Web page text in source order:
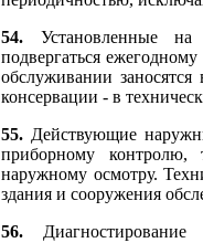
54. Установленные на
подвергаться
обслуживании
консервации - в
55. Действующие
приборному контролю,
наружному осмотру.
здания и сооружения
56.